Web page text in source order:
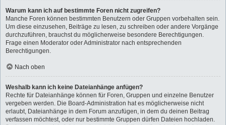
Warum kann ich auf bestimmte Foren nicht zugreifen?
Manche Foren können bestimmten Benutzern oder Gruppen vorbehalten sein.
Um diese einzusehen, Beiträge zu lesen, zu schreiben oder andere Vorgänge
durchzuführen, brauchst du möglicherweise besondere Berechtigungen.
Frage einen Moderator oder Administrator nach entsprechenden
Berechtigungen.
Nach oben
Weshalb kann ich keine Dateianhänge anfügen?
Rechte für Dateianhänge können für Foren, Gruppen und einzelne Benutzer
vergeben werden. Die Board-Administration hat es möglicherweise nicht
erlaubt, Dateianhänge in dem Forum anzufügen, in dem du deinen Beitrag
verfassen möchtest, oder nur bestimmte Gruppen dürfen Dateien hochladen.